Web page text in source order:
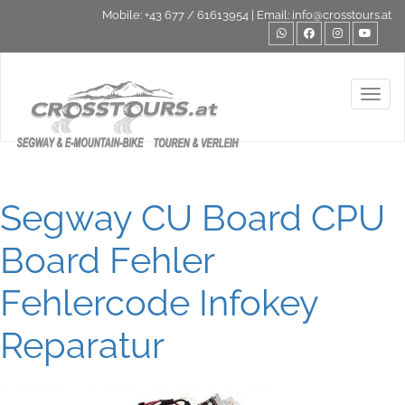
Mobile: +43 677 / 61613954 | Email: info@crosstours.at
Segway CU Board CPU
Board Fehler
Fehlercode Infokey
Reparatur